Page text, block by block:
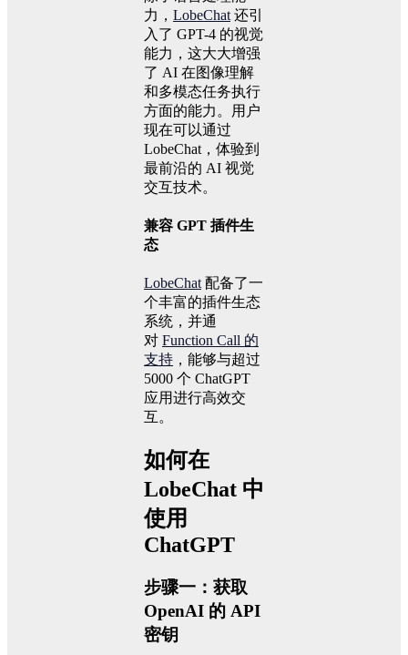
力， LobeChat 还引
入了 GPT-4 的视觉
能力，这大大增强
了 AI 在图像理解
和多模态任务执行
方面的能力。用户
现在可以通过
LobeChat，体验到
最前沿的 AI 视觉
交互技术。
兼容 GPT 插件生
态
LobeChat 配备了一
个丰富的插件生态
系统，并通
对 Function Call 的
支持 ，能够与超过
5000 个 ChatGPT
应用进行高效交
互。
如何在
LobeChat 中
使用
ChatGPT
步骤一：获取
OpenAI 的 API
密钥